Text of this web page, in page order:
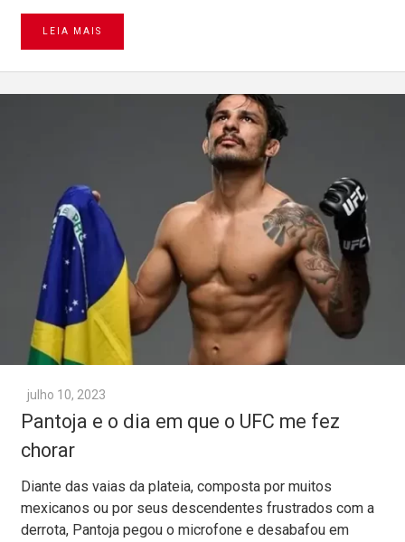
LEIA MAIS
julho 10, 2023
Pantoja e o dia em que o UFC me fez
chorar
Diante das vaias da plateia, composta por muitos
mexicanos ou por seus descendentes frustrados com a
derrota, Pantoja pegou o microfone e desabafou em